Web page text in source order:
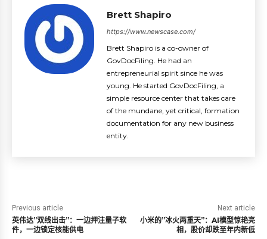
Brett Shapiro
https://www.newscase.com/
Brett Shapiro is a co-owner of
GovDocFiling. He had an
entrepreneurial spirit since he was
young. He started GovDocFiling, a
simple resource center that takes care
of the mundane, yet critical, formation
documentation for any new business
entity.
Previous article
英伟达”双线出击”：一边押注量子软
件，一边锁定核能供电
Next article
小米的”冰火两重天”：AI模型惊艳亮
相，股价却跌至年内新低